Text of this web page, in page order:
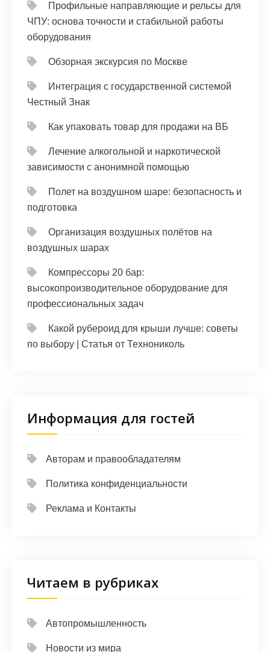
Профильные направляющие и рельсы для
ЧПУ: основа точности и стабильной работы
оборудования
Обзорная экскурсия по Москве
Интеграция с государственной системой
Честный Знак
Как упаковать товар для продажи на ВБ
Лечение алкогольной и наркотической
зависимости с анонимной помощью
Полет на воздушном шаре: безопасность и
подготовка
Организация воздушных полётов на
воздушных шарах
Компрессоры 20 бар:
высокопроизводительное оборудование для
профессиональных задач
Какой рубероид для крыши лучше: советы
по выбору | Статья от Технониколь
Информация для гостей
Авторам и правообладателям
Политика конфиденциальности
Реклама и Контакты
Читаем в рубриках
Автопромышленность
Новости из мира